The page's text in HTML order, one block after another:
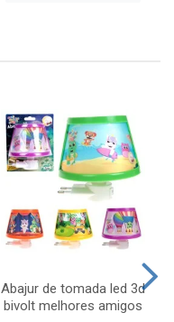
Abajur de tomada led 3d
bivolt melhores amigos